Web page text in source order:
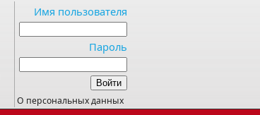
Имя пользователя
Пароль
О персональных данных